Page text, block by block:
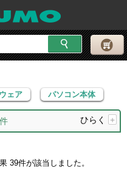
ア パソコン本体
ェア パソコン本体
ひらく +
39件が該当しました。